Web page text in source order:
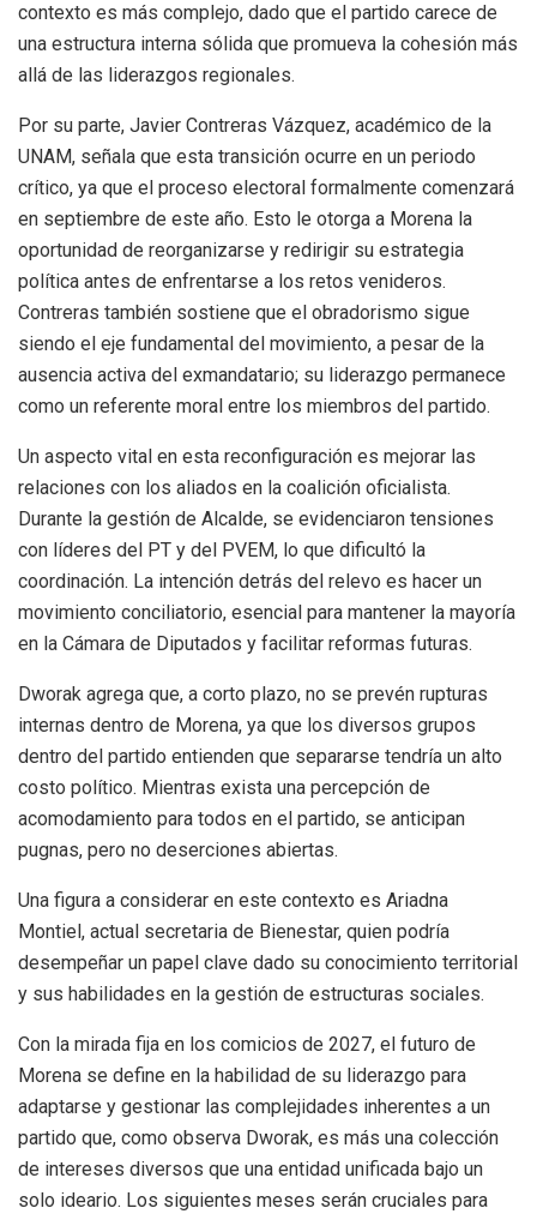
contexto es más complejo, dado que el partido carece de
una estructura interna sólida que promueva la cohesión más
allá de las liderazgos regionales.
Por su parte, Javier Contreras Vázquez, académico de la
UNAM, señala que esta transición ocurre en un periodo
crítico, ya que el proceso electoral formalmente comenzará
en septiembre de este año. Esto le otorga a Morena la
oportunidad de reorganizarse y redirigir su estrategia
política antes de enfrentarse a los retos venideros.
Contreras también sostiene que el obradorismo sigue
siendo el eje fundamental del movimiento, a pesar de la
ausencia activa del exmandatario; su liderazgo permanece
como un referente moral entre los miembros del partido.
Un aspecto vital en esta reconfiguración es mejorar las
relaciones con los aliados en la coalición oficialista.
Durante la gestión de Alcalde, se evidenciaron tensiones
con líderes del PT y del PVEM, lo que dificultó la
coordinación. La intención detrás del relevo es hacer un
movimiento conciliatorio, esencial para mantener la mayoría
en la Cámara de Diputados y facilitar reformas futuras.
Dworak agrega que, a corto plazo, no se prevén rupturas
internas dentro de Morena, ya que los diversos grupos
dentro del partido entienden que separarse tendría un alto
costo político. Mientras exista una percepción de
acomodamiento para todos en el partido, se anticipan
pugnas, pero no deserciones abiertas.
Una figura a considerar en este contexto es Ariadna
Montiel, actual secretaria de Bienestar, quien podría
desempeñar un papel clave dado su conocimiento territorial
y sus habilidades en la gestión de estructuras sociales.
Con la mirada fija en los comicios de 2027, el futuro de
Morena se define en la habilidad de su liderazgo para
adaptarse y gestionar las complejidades inherentes a un
partido que, como observa Dworak, es más una colección
de intereses diversos que una entidad unificada bajo un
solo ideario. Los siguientes meses serán cruciales para